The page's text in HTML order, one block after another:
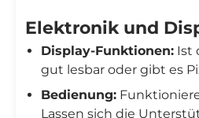
Elektronik und
Display-Funktionen: Ist
gut lesbar oder gibt es
Bedienung:
Lassen sich die